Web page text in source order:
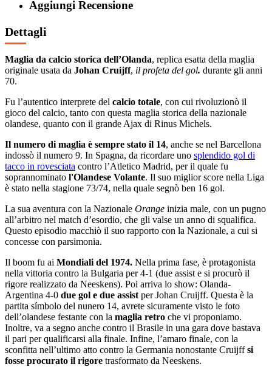
Aggiungi Recensione
Dettagli
Maglia da calcio storica dell’Olanda, replica esatta della maglia
originale usata da Johan Cruijff, il profeta del gol. durante gli anni
70.
Fu l’autentico interprete del calcio totale, con cui rivoluzionò il
gioco del calcio, tanto con questa maglia storica della nazionale
olandese, quanto con il grande Ajax di Rinus Michels.
Il numero di maglia è sempre stato il 14, anche se nel Barcellona
indossò il numero 9. In Spagna, da ricordare uno splendido gol di
tacco in rovesciata contro l’Atletico Madrid, per il quale fu
soprannominato l'Olandese Volante. Il suo miglior score nella Liga
è stato nella stagione 73/74, nella quale segnò ben 16 gol.
La sua aventura con la Nazionale Orange inizia male, con un pugno
all’arbitro nel match d’esordio, che gli valse un anno di squalifica.
Questo episodio macchiò il suo rapporto con la Nazionale, a cui si
concesse con parsimonia.
Il boom fu ai Mondiali del 1974. Nella prima fase, è protagonista
nella vittoria contro la Bulgaria per 4-1 (due assist e si procurò il
rigore realizzato da Neeskens). Poi arriva lo show: Olanda-
Argentina 4-0 due gol e due assistper Johan Cruijff. Questa è la
partita símbolo del nunero 14, avrete sicuramente visto le foto
dell’olandese festante con la maglia retro che vi proponiamo.
Inoltre, va a segno anche contro il Brasile in una gara dove bastava
il pari per qualificarsi alla finale. Infine, l’amaro finale, con la
sconfitta nell’ultimo atto contro la Germania nonostante Cruijffsi
fosse procurato il rigore trasformato da Neeskens.